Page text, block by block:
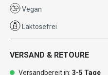
Vegan
Laktosefrei
VERSAND & RETOURE
Versandbereit in: 3-5 Tage